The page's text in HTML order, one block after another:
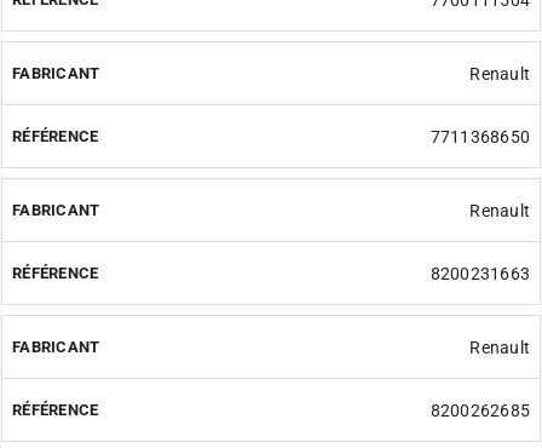
Renault
7711368650
Renault
8200231663
Renault
8200262685